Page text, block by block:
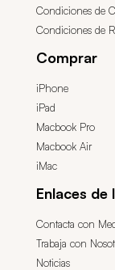
Condiciones de
Condiciones de
Comprar
iPhone
iPad
Macbook Pro
Macbook Air
iMac
Enlaces de
Contacta con
Trabaja con
Noticias